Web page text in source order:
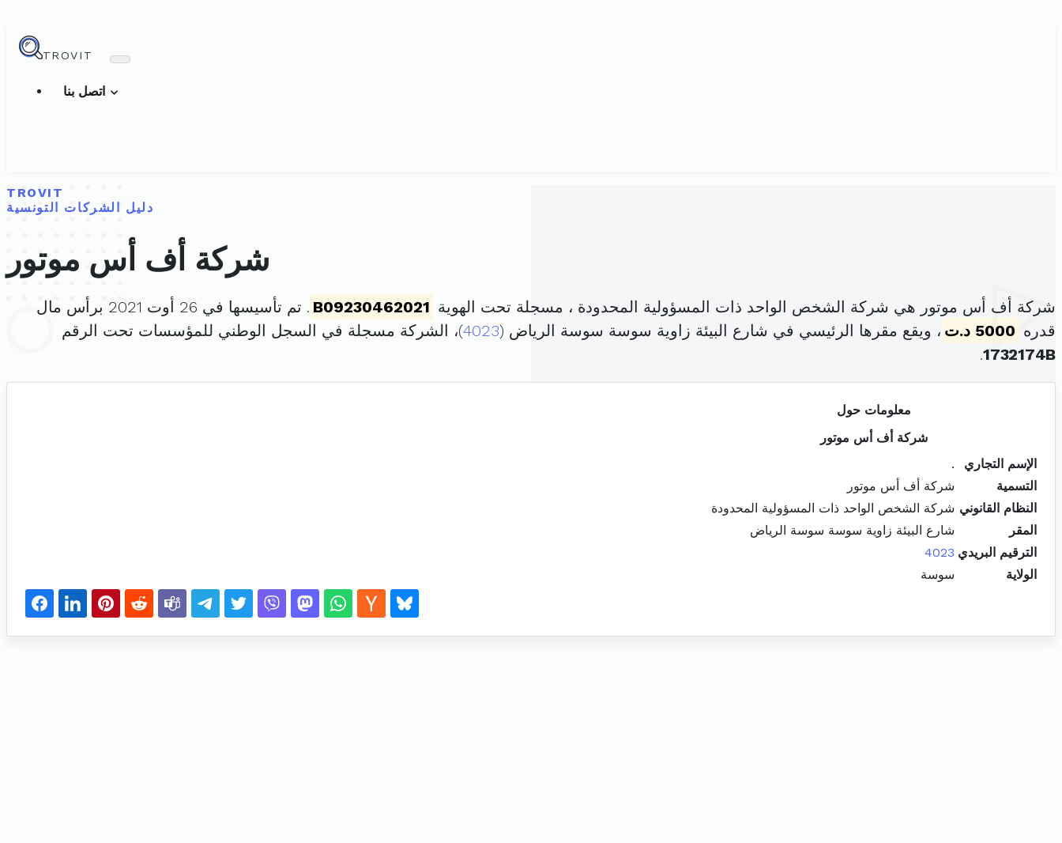
TROVIT
TROVIT
دليل الشركات التونسية
شركة أف أس موتور
شركة أف أس موتور هي شركة الشخص الواحد ذات المسؤولية المحدودة ، مسجلة تحت الهوية B09230462021
. تم تأسيسها في 26 أوت 2021 برأس مال
قدره 5000 د.ت ، ويقع مقرها الرئيسي في شارع البيئة زاوية سوسة سوسة الرياض (4023)، الشركة مسجلة في السجل الوطني للمؤسسات تحت الرقم
1732174B
.
معلومات حول
شركة أف أس موتور
الإسم التجاري
.
التسمية
شركة أف أس موتور
النظام القانوني شركة الشخص الواحد ذات المسؤولية المحدودة
المقر
شارع البيئة زاوية سوسة سوسة الرياض
الترقيم البريدي 4023
الولاية
سوسة